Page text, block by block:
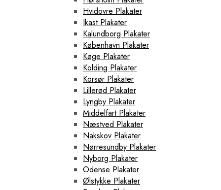
Hvidovre Plakater
Ikast Plakater
Kalundborg Plakater
København Plakater
Køge Plakater
Kolding Plakater
Korsør Plakater
Lillerød Plakater
Lyngby Plakater
Middelfart Plakater
Næstved Plakater
Nakskov Plakater
Nørresundby Plakater
Nyborg Plakater
Odense Plakater
Ølstykke Plakater